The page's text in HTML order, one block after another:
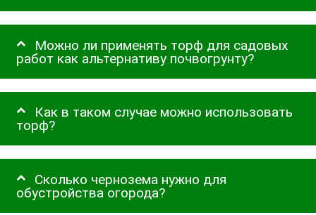
Можно ли применять торф для садовых
работ как альтернативу почвогрунту?
Как в таком случае можно использовать
торф?
Сколько чернозема нужно для
обустройства огорода?